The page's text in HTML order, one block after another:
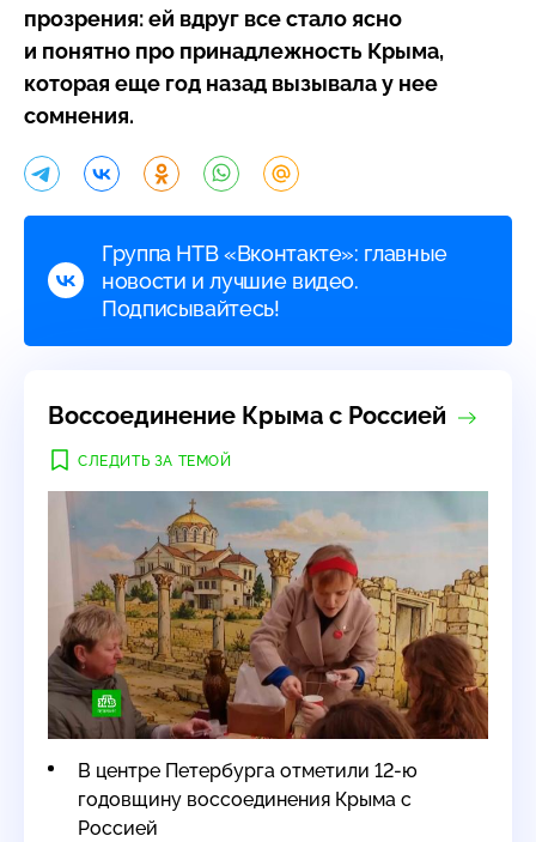
прозрения: ей вдруг все стало ясно
и понятно про принадлежность Крыма,
которая еще год назад вызывала у нее
сомнения.
Группа НТВ «Вконтакте»: главные
новости и лучшие видео.
Подписывайтесь!
Воссоединение Крыма с Россией
СЛЕДИТЬ ЗА ТЕМОЙ
В центре Петербурга отметили 12-ю
годовщину воссоединения Крыма с
Россией